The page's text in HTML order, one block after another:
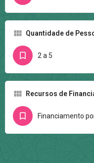
Quantidade de
2 a 5
Recursos de